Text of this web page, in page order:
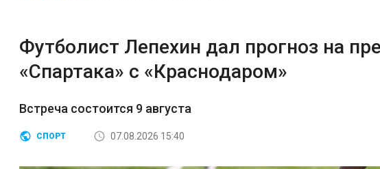
Футболист Лепехин дал прогноз на
«Спартака» с «Краснодаром»
Встреча состоится 9 августа
СПОРТ 07.08.2026 15:40